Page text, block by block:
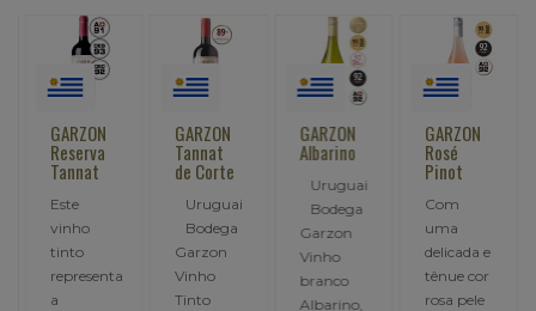
GARZON
Reserva
Tannat
Este
vinho
tinto
representa
a
GARZON
Tannat
de Corte
Uruguai
Bodega
Garzon
Vinho
Tinto
GARZON
Albarino
Uruguai
Bodega
Garzon
Vinho
branco
Albarino,
GARZON
Rosé
Pinot
Com
uma
delicada e
tênue cor
rosa pele